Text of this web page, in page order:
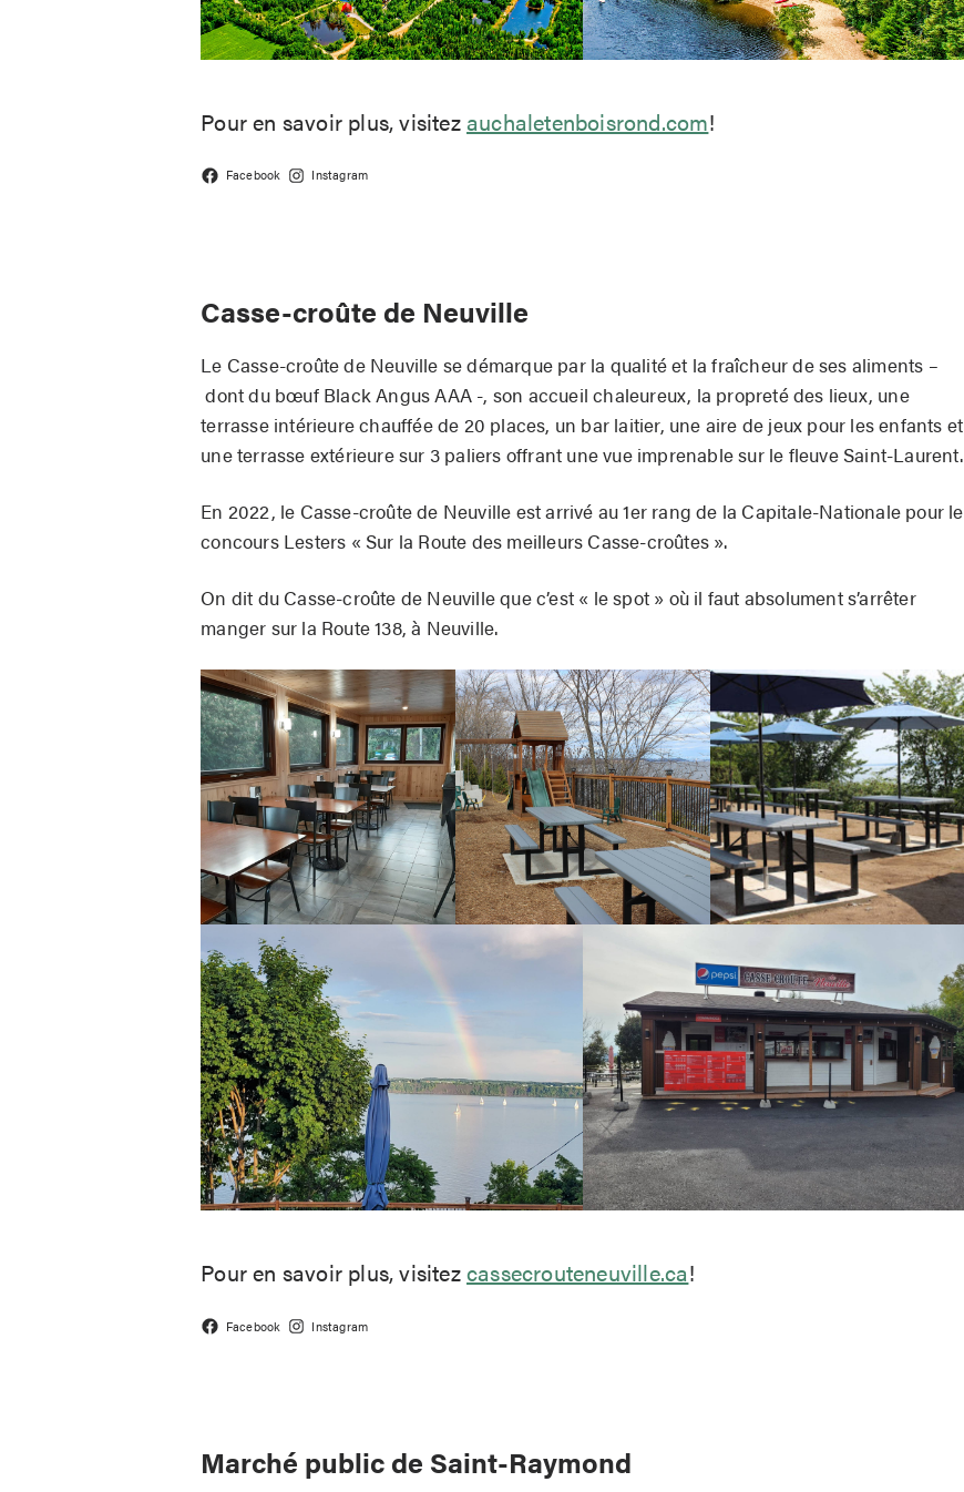
Pour en savoir plus, visitezauchaletenboisrond.com!
Facebook Instagram
Casse-croûte de Neuville
Le Casse-croûte de Neuville se démarque par la qualité et la fraîcheur de ses aliments –
dont du bœuf Black Angus AAA -, son accueil chaleureux, la propreté des lieux, une
terrasse intérieure chauffée de 20 places, un bar laitier, une aire de jeux pour les enfants et
une terrasse extérieure sur 3 paliers offrant une vue imprenable sur le fleuve Saint-Laurent.
En 2022, le Casse-croûte de Neuville est arrivé au 1er rang de la Capitale-Nationale pour le
concours Lesters « Sur la Route des meilleurs Casse-croûtes ».
On dit du Casse-croûte de Neuville que c’est « le spot » où il faut absolument s’arrêter
manger sur la Route 138, à Neuville.
Pour en savoir plus, visitezcassecrouteneuville.ca!
Facebook Instagram
Marché public de Saint-Raymond